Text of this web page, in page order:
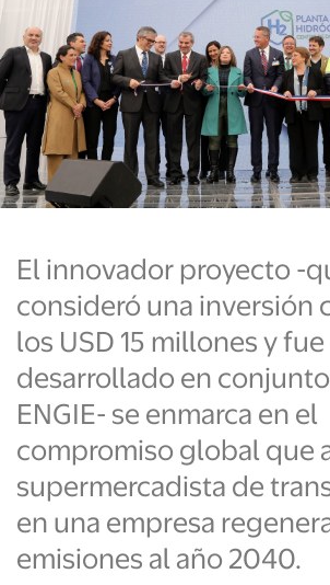
El innovador proyecto -
consideró una inversión
los USD 15 millones y fue
desarrollado en
ENGIE- se enmarca en el
compromiso global que
supermercadista de
en una empresa
emisiones al año 2040.